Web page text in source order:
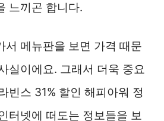
느끼곤 합니다.
서 메뉴판을 보면 가격 때문
실이에요. 그래서 더욱 중요
빈스 31% 할인 해피아워 정
터넷에 떠도는 정보들을 보